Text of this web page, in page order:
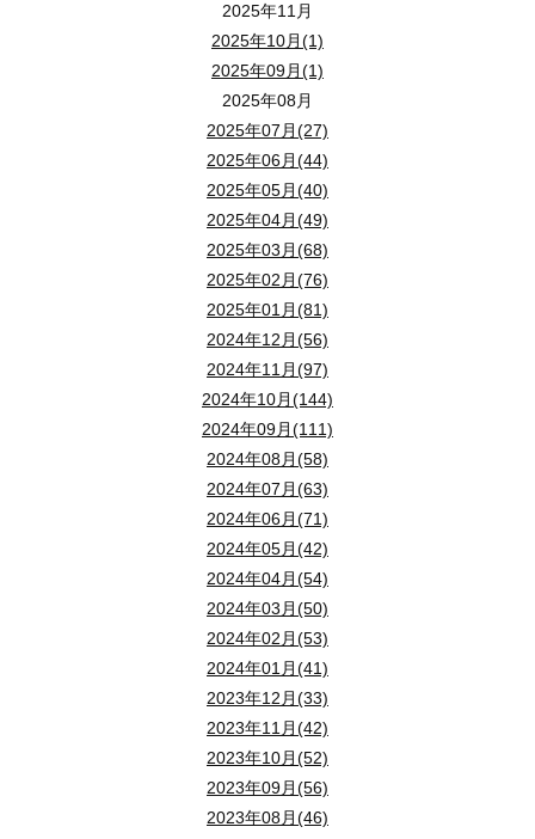
2025年11月
2025年10月(1)
2025年09月(1)
2025年08月
2025年07月(27)
2025年06月(44)
2025年05月(40)
2025年04月(49)
2025年03月(68)
2025年02月(76)
2025年01月(81)
2024年12月(56)
2024年11月(97)
2024年10月(144)
2024年09月(111)
2024年08月(58)
2024年07月(63)
2024年06月(71)
2024年05月(42)
2024年04月(54)
2024年03月(50)
2024年02月(53)
2024年01月(41)
2023年12月(33)
2023年11月(42)
2023年10月(52)
2023年09月(56)
2023年08月(46)